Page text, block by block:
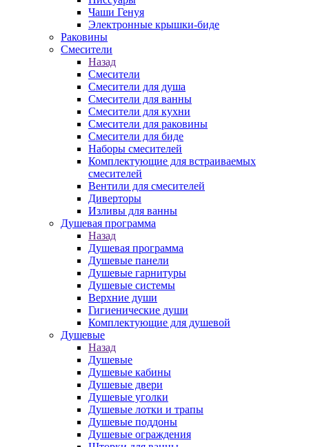
Чаши Генуя
Электронные крышки-биде
Раковины
Смесители
Назад
Смесители
Смесители для душа
Смесители для ванны
Смесители для кухни
Смесители для раковины
Смесители для биде
Наборы смесителей
Комплектующие для встраиваемых
смесителей
Вентили для смесителей
Диверторы
Изливы для ванны
Душевая программа
Назад
Душевая программа
Душевые панели
Душевые гарнитуры
Душевые системы
Верхние души
Гигиенические души
Комплектующие для душевой
Душевые
Назад
Душевые
Душевые кабины
Душевые двери
Душевые уголки
Душевые лотки и трапы
Душевые поддоны
Душевые ограждения